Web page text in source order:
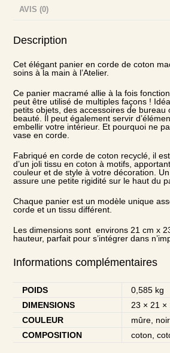
AVIS (0)
Description
Cet élégant panier en corde de coton
soins à la main à l’Atelier.
Ce panier macramé allie à la fois
peut être utilisé de multiples façons !
petits objets, des accessoires de bureau
beauté. Il peut également servir d’
embellir votre intérieur. Et pourquoi ne
vase en corde
Fabriqué en corde de coton recyclé, il
d’un joli tissu en coton à motifs,
couleur et de style à votre décoration.
assure une petite rigidité sur le haut du
Chaque panier est un modèle unique
corde et un tissu différent.
Les dimensions sont environs 21 cm x
hauteur, parfait pour s’intégrer dans
Informations complémentaires
POIDS
0,585 kg
DIMENSIONS
23 × 21 ×
COULEUR
mûre, noir
COMPOSITION
coton,